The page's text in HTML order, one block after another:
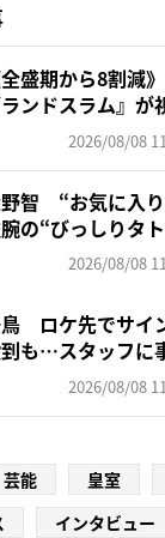
全盛期から8割減
ンドスラム』が
2026/08/08
智 “お気に入
の“びっしりタ
2026/08/08
ロケ先でサイ
も…スタッフに
2026/08/08
芸能 皇室
インタビュー